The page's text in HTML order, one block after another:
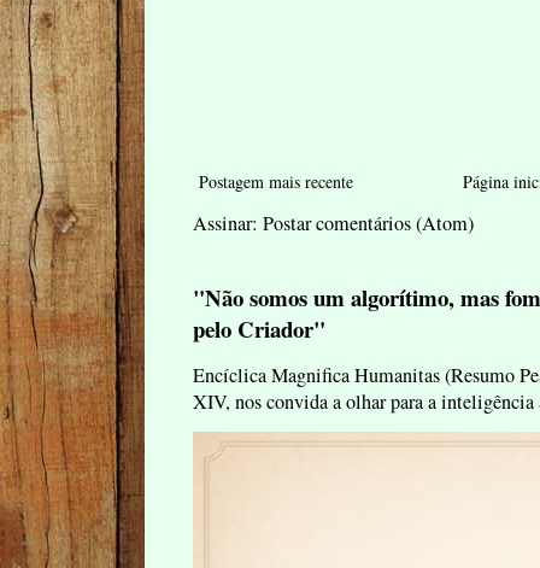
Postagem mais recente Página
Assinar: Postar comentários (Atom)
"Não somos um algorítimo, mas
pelo Criador"
Encíclica Magnifica Humanitas (Resumo
XIV, nos convida a olhar para a